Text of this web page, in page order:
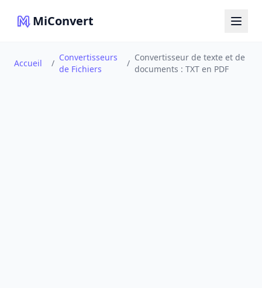
MiConvert
Accueil /
Convertisseurs
de Fichiers
/
Convertisseur de texte et de
documents : TXT en PDF